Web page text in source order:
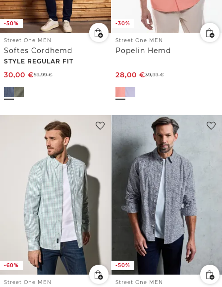
-50%
Street One MEN
Softes Cordhemd
STYLE REGULAR FIT
30,00 €59,99€
-30%
Street One MEN
Popelin Hemd
28,00 €39,99€
-60%
Street One MEN
-50%
Street One MEN